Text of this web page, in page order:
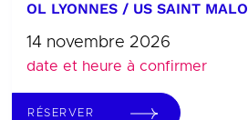
OL LYONNES / US SAINT MALO
14 novembre 2026
date et heure à confirmer
RÉSERVER